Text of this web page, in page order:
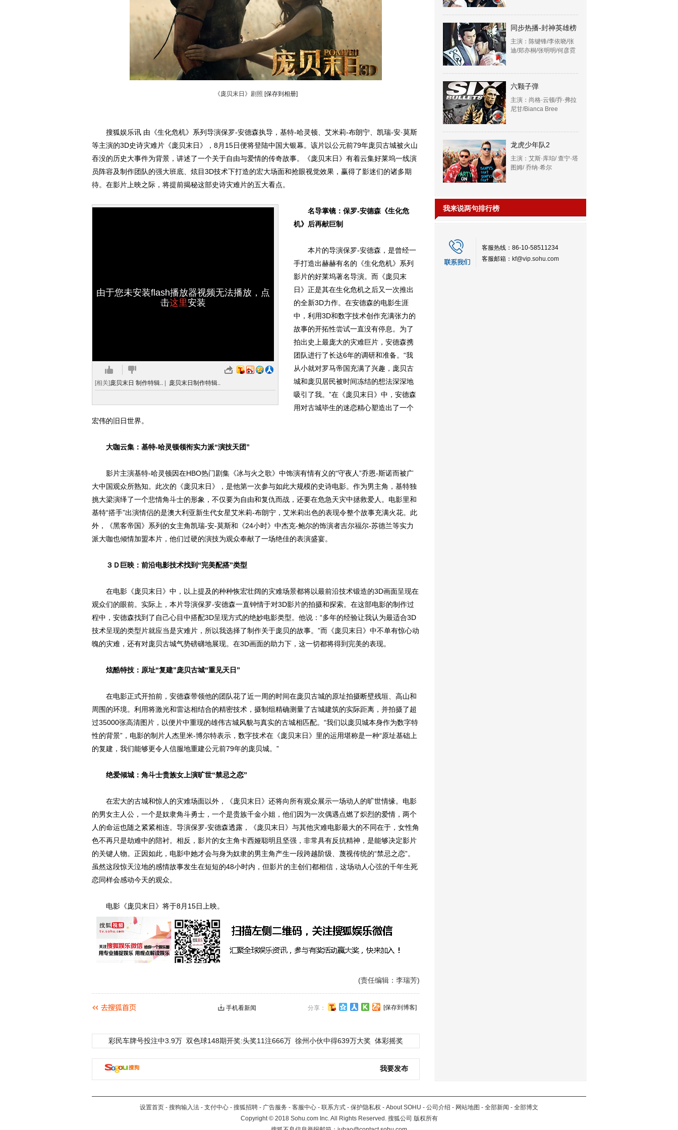
《庞贝末日》剧照 [保存到相册]
搜狐娱乐讯 由《生化危机》系列导演保罗-安德森执导，基特-哈灵顿、艾米莉-布朗宁、凯瑞-安·莫斯
等主演的3D史诗灾难片《庞贝末日》，8月15日便将登陆中国大银幕。该片以公元前79年庞贝古城被火山
吞没的历史大事件为背景，讲述了一个关于自由与爱情的传奇故事。《庞贝末日》有着云集好莱坞一线演
员阵容及制作团队的强大班底、炫目3D技术下打造的宏大场面和抢眼视觉效果，赢得了影迷们的诸多期
待。在影片上映之际，将提前揭秘这部史诗灾难片的五大看点。
由于您未安装flash播放器视频无法播放，点
击这里安装
[相关]庞贝末日 制作特辑.. 庞贝末日制作特辑..
名导掌镜：保罗-安德森《生化危
机》后再献巨制
本片的导演保罗-安德森，是曾经一
手打造出赫赫有名的《生化危机》系列
影片的好莱坞著名导演。而《庞贝末
日》正是其在生化危机之后又一次推出
的全新3D力作。在安德森的电影生涯
中，利用3D和数字技术创作充满张力的
故事的开拓性尝试一直没有停息。为了
拍出史上最庞大的灾难巨片，安德森携
团队进行了长达6年的调研和准备。“我
从小就对罗马帝国充满了兴趣，庞贝古
城和庞贝居民被时间冻结的想法深深地
吸引了我。”在《庞贝末日》中，安德森
用对古城毕生的迷恋精心塑造出了一个
宏伟的旧日世界。
大咖云集：基特-哈灵顿领衔实力派“演技天团”
影片主演基特-哈灵顿因在HBO热门剧集《冰与火之歌》中饰演有情有义的“守夜人”乔恩-斯诺而被广
大中国观众所熟知。此次的《庞贝末日》，是他第一次参与如此大规模的史诗电影。作为男主角，基特独
挑大梁演绎了一个悲情角斗士的形象，不仅要为自由和复仇而战，还要在危急天灾中拯救爱人。电影里和
基特“搭手”出演情侣的是澳大利亚新生代女星艾米莉-布朗宁，艾米莉出色的表现令整个故事充满火花。此
外，《黑客帝国》系列的女主角凯瑞-安-莫斯和《24小时》中杰克-鲍尔的饰演者吉尔福尔-苏德兰等实力
派大咖也倾情加盟本片，他们过硬的演技为观众奉献了一场绝佳的表演盛宴。
３Ｄ巨映：前沿电影技术找到“完美配搭”类型
在电影《庞贝末日》中，以上提及的种种恢宏壮阔的灾难场景都将以最前沿技术锻造的3D画面呈现在
观众们的眼前。实际上，本片导演保罗-安德森一直钟情于对3D影片的拍摄和探索。在这部电影的制作过
程中，安德森找到了自己心目中搭配3D呈现方式的绝妙电影类型。他说：“多年的经验让我认为最适合3D
技术呈现的类型片就应当是灾难片，所以我选择了制作关于庞贝的故事。”而《庞贝末日》中不单有惊心动
魄的灾难，还有对庞贝古城气势磅礴地展现。在3D画面的助力下，这一切都将得到完美的表现。
炫酷特技：原址“复建”庞贝古城“重见天日”
在电影正式开拍前，安德森带领他的团队花了近一周的时间在庞贝古城的原址拍摄断壁残垣、高山和
周围的环境。利用将激光和雷达相结合的精密技术，摄制组精确测量了古城建筑的实际距离，并拍摄了超
过35000张高清图片，以便片中重现的雄伟古城风貌与真实的古城相匹配。“我们以庞贝城本身作为数字特
性的背景”，电影的制片人杰里米-博尔特表示，数字技术在《庞贝末日》里的运用堪称是一种“原址基础上
的复建，我们能够更令人信服地重建公元前79年的庞贝城。”
绝爱倾城：角斗士贵族女上演旷世“禁忌之恋”
在宏大的古城和惊人的灾难场面以外，《庞贝末日》还将向所有观众展示一场动人的旷世情缘。电影
的男女主人公，一个是奴隶角斗勇士，一个是贵族千金小姐，他们因为一次偶遇点燃了炽烈的爱情，两个
人的命运也随之紧紧相连。导演保罗-安德森透露，《庞贝末日》与其他灾难电影最大的不同在于，女性角
色不再只是劫难中的陪衬。相反，影片的女主角卡西娅聪明且坚强，非常具有反抗精神，是能够决定影片
的关键人物。正因如此，电影中她才会与身为奴隶的男主角产生一段跨越阶级、蔑视传统的“禁忌之恋”。
虽然这段惊天泣地的感情故事发生在短短的48小时内，但影片的主创们都相信，这场动人心弦的千年生死
恋同样会感动今天的观众。
电影《庞贝末日》将于8月15日上映。
(责任编辑：李瑞芳)
分享： [保存到博客]
手机看新闻
彩民车牌号投注中3.9万 双色球148期开奖:头奖11注666万 徐州小伙中得639万大奖 体彩摇奖
我要发布
同步热播-封神英雄榜
主演：陈键锋/李依晓/张
迪/郑亦桐/张明明/何彦霓
六颗子弹
主演：尚格·云顿/乔·弗拉
尼甘/Bianca Bree
龙虎少年队2
主演：艾斯·库珀/ 查宁·塔
图姆/ 乔纳·希尔
我来说两句排行榜
客服热线：86-10-58511234
客服邮箱： kf@vip.sohu.com
设置首页 - 搜狗输入法 - 支付中心 - 搜狐招聘 - 广告服务 - 客服中心 - 联系方式 - 保护隐私权 - About SOHU - 公司介绍 - 网站地图 - 全部新闻 - 全部博文
Copyright©2018 Sohu.com Inc. All Rights Reserved. 搜狐公司 版权所有